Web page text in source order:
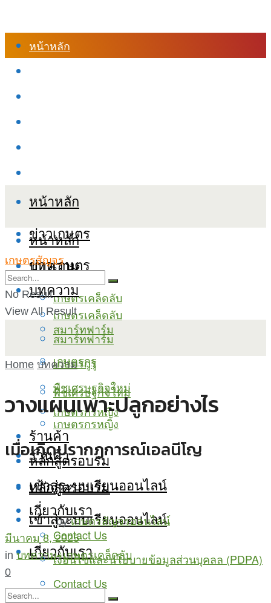
หน้าหลัก
หน้าหลัก
ข่าวเกษตร
บทความ
เกษตรเคล็ดลับ
สมาร์ทฟาร์ม
เกษตรกูรู
พืชเศรษฐกิจใหม่
เกษตรกรหญิง
ร้านค้า
หลักสูตรอบรม
เข้าสู่ระบบเรียนออนไลน์
เกี่ยวกับเรา
Contact Us
หน้าหลัก
ข่าวเกษตร
บทความ
เกษตรเคล็ดลับ
สมาร์ทฟาร์ม
เกษตรกูรู
พืชเศรษฐกิจใหม่
เกษตรกรหญิง
ร้านค้า
หลักสูตรอบรม
เข้าสู่ระบบเรียนออนไลน์
เกี่ยวกับเรา
Contact Us
เงื่อนไขและนโยบายข้อมูลส่วนบุคลล (PDPA)
เกษตรสัญจร
No Result
View All Result
Home บทความ
วางแผนเพาะปลูกอย่างไร
เมื่อเกิดปรากฏการณ์เอลนีโญ
by เกษตรสัญจรออนไลน์
มีนาคม 8, 2025
in บทความ,เกษตรเคล็ดลับ
0